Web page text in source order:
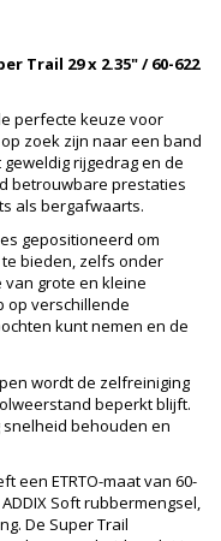
Trail 29 x 2.35" / 60-622
perfecte keuze voor
zoek zijn naar een band
rijgedrag en de
betrouwbare prestaties
als bergafwaarts.
gepositioneerd om
bieden, zelfs onder
grote en kleine
op verschillende
kunt nemen en de
wordt de zelfreiniging
beperkt blijft.
behouden en
een ETRTO-maat van 60-
Soft rubbermengsel,
De Super Trail